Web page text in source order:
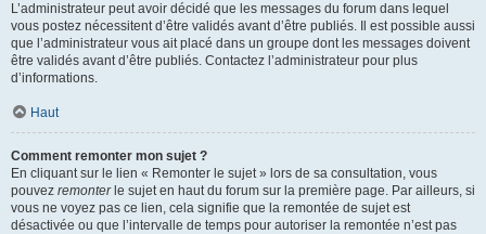
L’administrateur peut avoir décidé que les messages du forum dans lequel
vous postez nécessitent d’être validés avant d’être publiés. Il est possible aussi
que l’administrateur vous ait placé dans un groupe dont les messages doivent
être validés avant d’être publiés. Contactez l’administrateur pour plus
d’informations.
Haut
Comment remonter mon sujet ?
En cliquant sur le lien « Remonter le sujet » lors de sa consultation, vous
pouvez remonterle sujet en haut du forum sur la première page. Par ailleurs, si
vous ne voyez pas ce lien, cela signifie que la remontée de sujet est
désactivée ou que l’intervalle de temps pour autoriser la remontée n’est pas